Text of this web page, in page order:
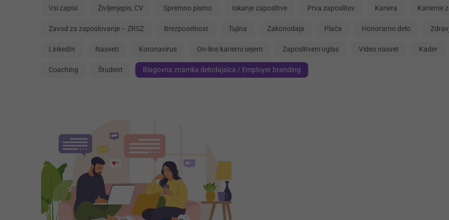
Vsi zapisi Življenjepis, CV Spremno pismo Iskanje zaposlitve Prva zaposlitev Kariera Karierne
Zavod za zaposlovanje – ZRSZ Brezposelnost Tujina Zakonodaja Plača Honorarno delo
LinkedIn Nasveti Koronavirus On-line karierni sejem Zaposlitveni oglas Video nasvet Kader
Coaching Študent Blagovna znamka delodajalca / Employer branding